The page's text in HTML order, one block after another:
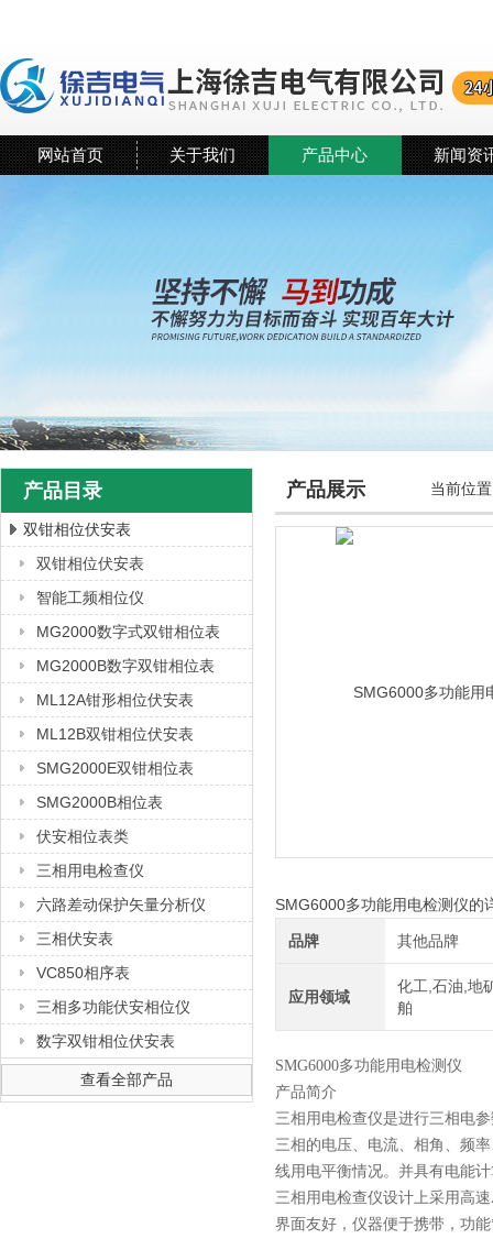
上海徐吉电气有限公司
网站首页 关于我们 产品中心 新闻资
产品目录
双钳相位伏安表
双钳相位伏安表
智能工频相位仪
MG2000数字式双钳相位表
MG2000B数字双钳相位表
ML12A钳形相位伏安表
ML12B双钳相位伏安表
SMG2000E双钳相位表
SMG2000B相位表
伏安相位表类
三相用电检查仪
六路差动保护矢量分析仪
三相伏安表
VC850相序表
三相多功能伏安相位仪
数字双钳相位伏安表
查看全部产品
产品展示 当前位
SMG6000多功能用电检测仪的
品牌 其他品牌
应用领域
化工,石油,地
舶
SMG6000多功能用电检测仪
产品简介
三相用电检查仪是进行三相电
三相的电压、电流、相角、频
线用电平衡情况。并具有电能
三相用电检查仪设计上采用高
界面友好，仪器便于携带，功